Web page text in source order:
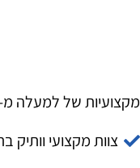
מקצועיות של למעלה מ- 14
צוות מקצועי וותיק